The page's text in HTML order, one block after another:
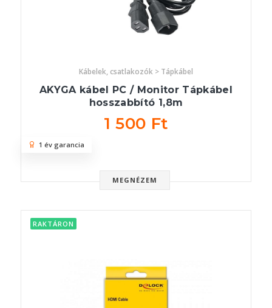
Kábelek, csatlakozók > Tápkábel
AKYGA kábel PC / Monitor Tápkábel
hosszabbító 1,8m
1 500 Ft
MEGNÉZEM
1 év garancia
RAKTÁRON